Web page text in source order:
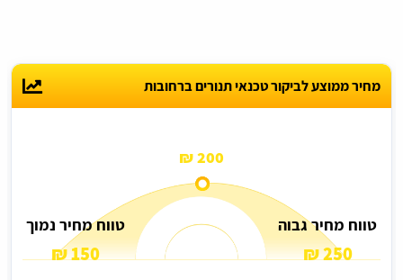
מחיר ממוצע לביקור טכנאי תנורים ברחובות
200 ₪
טווח מחיר גבוה
250 ₪
טווח מחיר נמוך
150 ₪